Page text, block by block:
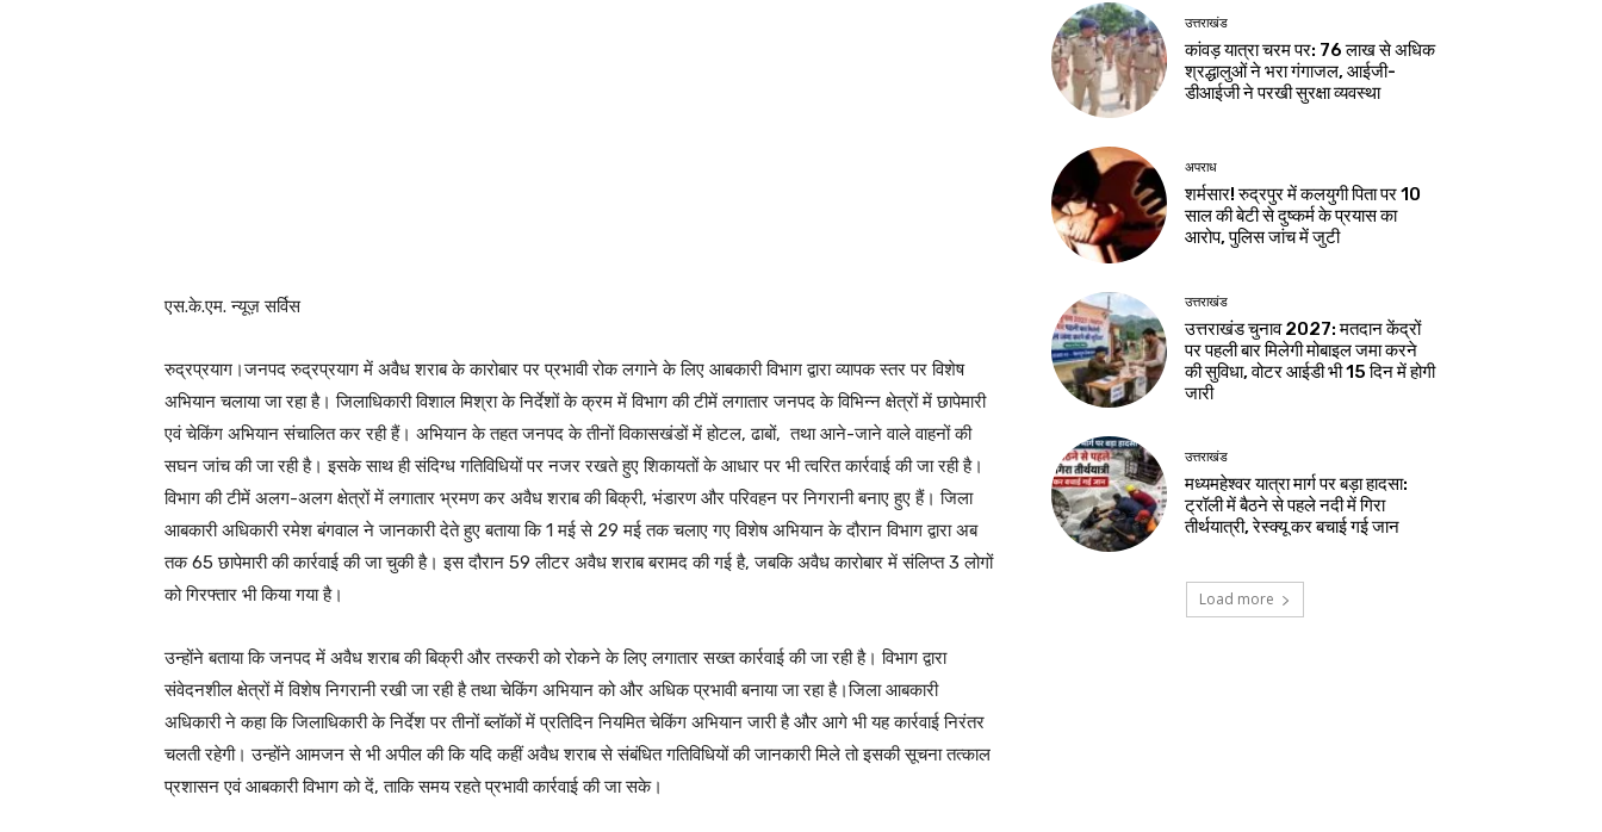
एस.के.एम. न्यूज़ सर्विस
रुद्रप्रयाग।जनपद रुद्रप्रयाग में अवैध शराब के कारोबार पर प्रभावी रोक लगाने के लिए आबकारी विभाग द्वारा व्यापक स्तर पर विशेष
अभियान चलाया जा रहा है। जिलाधिकारी विशाल मिश्रा के निर्देशों के क्रम में विभाग की टीमें लगातार जनपद के विभिन्न क्षेत्रों में छापेमारी
एवं चेकिंग अभियान संचालित कर रही हैं। अभियान के तहत जनपद के तीनों विकासखंडों में होटल, ढाबों, तथा आने-जाने वाले वाहनों की
सघन जांच की जा रही है। इसके साथ ही संदिग्ध गतिविधियों पर नजर रखते हुए शिकायतों के आधार पर भी त्वरित कार्रवाई की जा रही है।
विभाग की टीमें अलग-अलग क्षेत्रों में लगातार भ्रमण कर अवैध शराब की बिक्री, भंडारण और परिवहन पर निगरानी बनाए हुए हैं। जिला
आबकारी अधिकारी रमेश बंगवाल ने जानकारी देते हुए बताया कि 1 मई से 29 मई तक चलाए गए विशेष अभियान के दौरान विभाग द्वारा अब
तक 65 छापेमारी की कार्रवाई की जा चुकी है। इस दौरान 59 लीटर अवैध शराब बरामद की गई है, जबकि अवैध कारोबार में संलिप्त 3 लोगों
को गिरफ्तार भी किया गया है।
उन्होंने बताया कि जनपद में अवैध शराब की बिक्री और तस्करी को रोकने के लिए लगातार सख्त कार्रवाई की जा रही है। विभाग द्वारा
संवेदनशील क्षेत्रों में विशेष निगरानी रखी जा रही है तथा चेकिंग अभियान को और अधिक प्रभावी बनाया जा रहा है।जिला आबकारी
अधिकारी ने कहा कि जिलाधिकारी के निर्देश पर तीनों ब्लॉकों में प्रतिदिन नियमित चेकिंग अभियान जारी है और आगे भी यह कार्रवाई निरंतर
चलती रहेगी। उन्होंने आमजन से भी अपील की कि यदि कहीं अवैध शराब से संबंधित गतिविधियों की जानकारी मिले तो इसकी सूचना तत्काल
प्रशासन एवं आबकारी विभाग को दें, ताकि समय रहते प्रभावी कार्रवाई की जा सके।
उत्तराखंड
कांवड़ यात्रा चरम पर: 76 लाख से अधिक
श्रद्धालुओं ने भरा गंगाजल, आईजी-
डीआईजी ने परखी सुरक्षा व्यवस्था
अपराध
शर्मसार! रुद्रपुर में कलयुगी पिता पर 10
साल की बेटी से दुष्कर्म के प्रयास का
आरोप, पुलिस जांच में जुटी
उत्तराखंड
उत्तराखंड चुनाव 2027: मतदान केंद्रों
पर पहली बार मिलेगी मोबाइल जमा करने
की सुविधा, वोटर आईडी भी 15 दिन में होगी
जारी
उत्तराखंड
मध्यमहेश्वर यात्रा मार्ग पर बड़ा हादसा:
ट्रॉली में बैठने से पहले नदी में गिरा
तीर्थयात्री, रेस्क्यू कर बचाई गई जान
Load more